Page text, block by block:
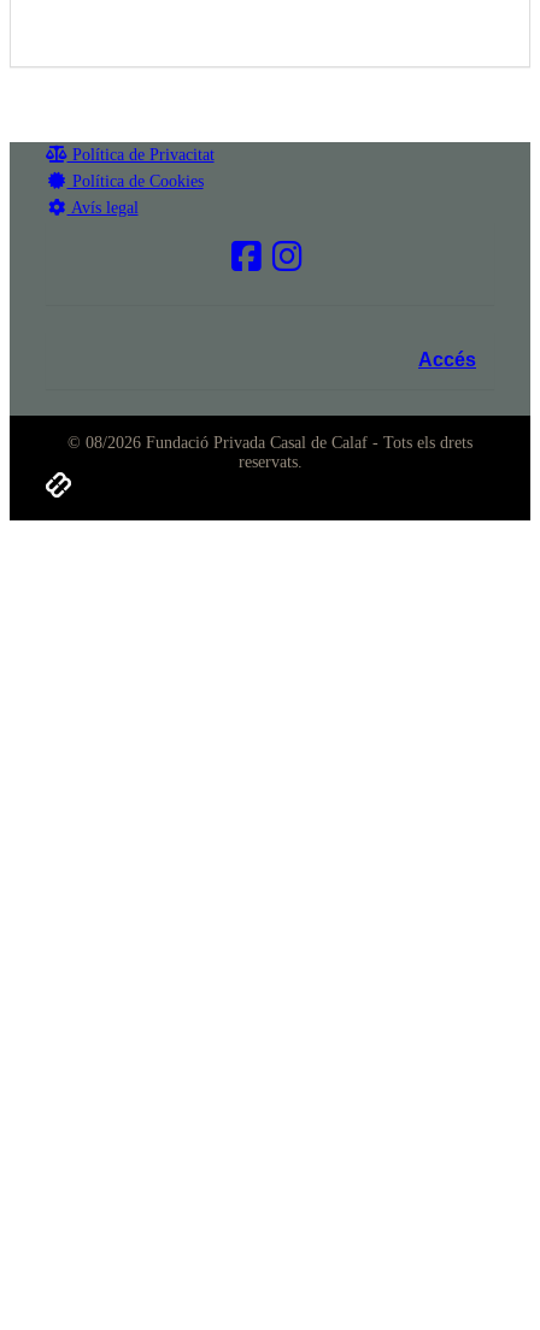
Política de Privacitat
Política de Cookies
Avís legal
Accés
© 08/2026 Fundació Privada Casal de Calaf - Tots els drets
reservats.